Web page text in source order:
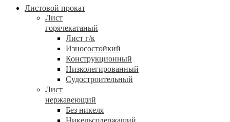
Листовой прокат
Лист
горячекатаный
Лист г/к
Износостойкий
Конструкционный
Низколегированный
Судостроительный
Лист
нержавеющий
Без никеля
Никельсодержащий